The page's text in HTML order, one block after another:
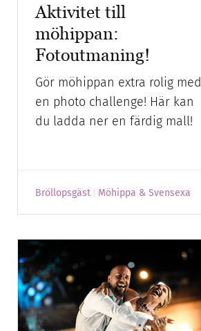
Aktivitet till
möhippan:
Fotoutmaning!
Gör möhippan extra rolig med
en photo challenge! Här kan
du ladda ner en färdig mall!
Bröllopsgäst Möhippa & Svensexa